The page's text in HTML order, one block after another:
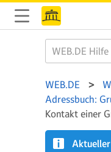
WEB.DE
Adressbuch:
Kontakt einer